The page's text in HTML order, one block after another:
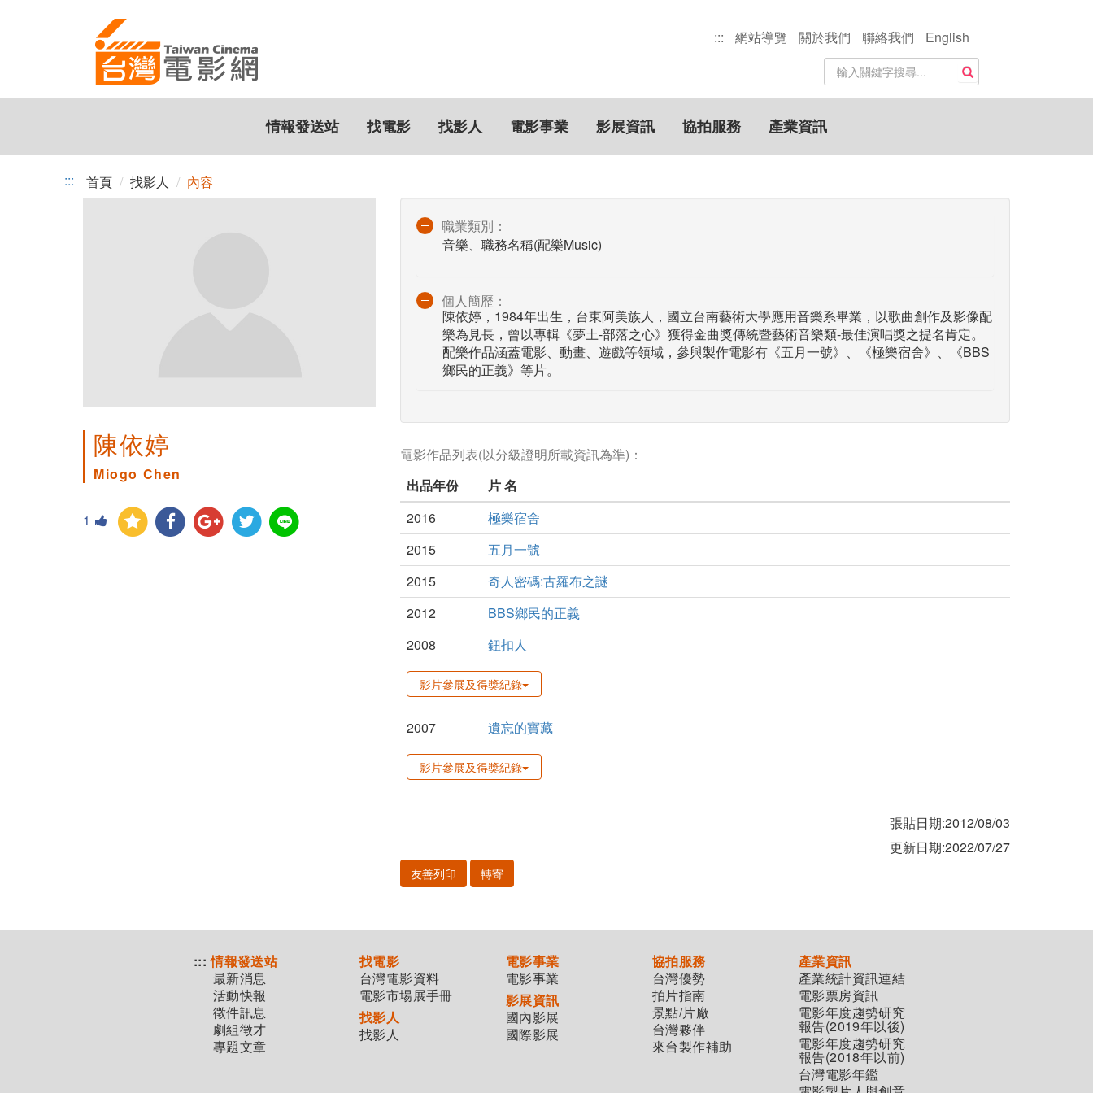
::: 網站導覽 關於我們 聯絡我們
English
站
內
搜
尋
關
鍵
搜尋
情報發送站 找電影 找影人 電影事業 影展資訊 協拍服務 產業資訊
::: 首頁 找影人 內容
陳依婷
Miogo Chen
1
職業類別：
音樂、職務名稱(配樂Music)
個人簡歷：
陳依婷，1984年出生，台東阿美族人，國立台南藝術大學應用音樂系畢業，以歌曲創作及影像配
樂為見長，曾以專輯《夢土-部落之心》獲得金曲獎傳統暨藝術音樂類-最佳演唱獎之提名肯定。
配樂作品涵蓋電影、動畫、遊戲等領域，參與製作電影有《五月一號》、《極樂宿舍》、《BBS
鄉民的正義》等片。
電影作品列表(以分級證明所載資訊為準)：
出品年份
片 名
2016
極樂宿舍
2015
五月一號
2015
奇人密碼:古羅布之謎
2012
BBS鄉民的正義
2008
鈕扣人
影片參展及得獎紀錄
2007 遺忘的寶藏
影片參展及得獎紀錄
張貼日期:2012/08/03
更新日期:2022/07/27
友善列印 轉寄
::: 情報發送站
最新消息
活動快報
徵件訊息
劇組徵才
專題文章
找電影
台灣電影資料
電影市場展手冊
找影人
找影人
電影事業
電影事業
影展資訊
國內影展
國際影展
協拍服務
台灣優勢
拍片指南
景點/片廠
台灣夥伴
來台製作補助
產業資訊
產業統計資訊連結
電影票房資訊
電影年度趨勢研究
報告(2019年以後)
電影年度趨勢研究
報告(2018年以前)
台灣電影年鑑